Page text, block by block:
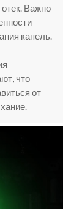
Важно
капель.
что
от